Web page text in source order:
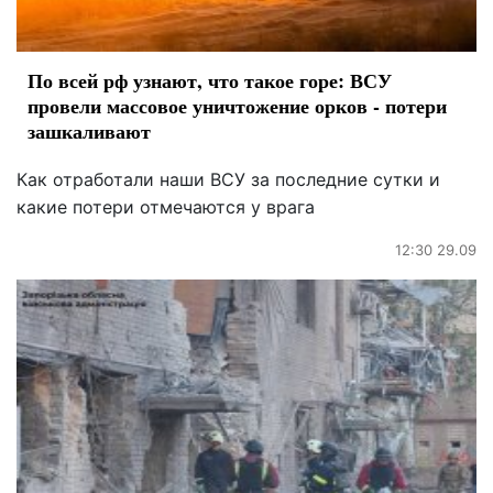
По всей рф узнают, что такое горе: ВСУ
провели массовое уничтожение орков - потери
зашкаливают
Как отработали наши ВСУ за последние сутки и
какие потери отмечаются у врага
12:30 29.09